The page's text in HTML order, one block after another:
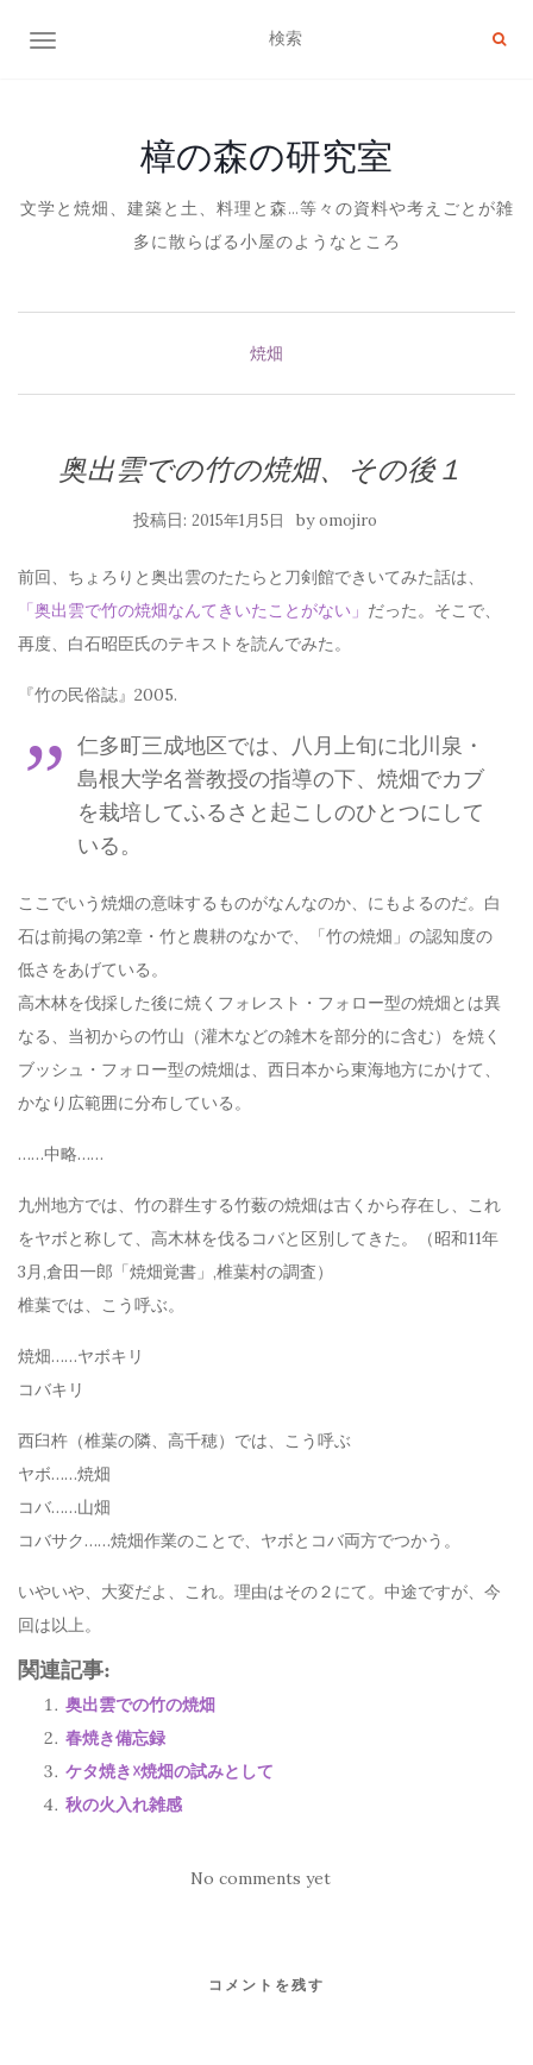
ナビゲーション切り替え
樟の森の研究室
文学と焼畑、建築と土、料理と森…等々の資料や考えごとが雑
多に散らばる小屋のようなところ
焼畑
奥出雲での竹の焼畑、その後１
投稿日: 2015年1月5日 byomojiro
前回、ちょろりと奥出雲のたたらと刀剣館できいてみた話は、
「奥出雲で竹の焼畑なんてきいたことがない」 だった。そこで、
再度、白石昭臣氏のテキストを読んでみた。
『竹の民俗誌』2005.
仁多町三成地区では、八月上旬に北川泉・
島根大学名誉教授の指導の下、焼畑でカブ
を栽培してふるさと起こしのひとつにして
いる。
ここでいう焼畑の意味するものがなんなのか、にもよるのだ。白
石は前掲の第2章・竹と農耕のなかで、「竹の焼畑」の認知度の
低さをあげている。
高木林を伐採した後に焼くフォレスト・フォロー型の焼畑とは異
なる、当初からの竹山（灌木などの雑木を部分的に含む）を焼く
ブッシュ・フォロー型の焼畑は、西日本から東海地方にかけて、
かなり広範囲に分布している。
……中略……
九州地方では、竹の群生する竹薮の焼畑は古くから存在し、これ
をヤボと称して、高木林を伐るコバと区別してきた。（昭和11年
3月,倉田一郎「焼畑覚書」,椎葉村の調査）
椎葉では、こう呼ぶ。
焼畑……ヤボキリ
コバキリ
西臼杵（椎葉の隣、高千穂）では、こう呼ぶ
ヤボ……焼畑
コバ……山畑
コバサク……焼畑作業のことで、ヤボとコバ両方でつかう。
いやいや、大変だよ、これ。理由はその２にて。中途ですが、今
回は以上。
関連記事:
奥出雲での竹の焼畑
春焼き備忘録
ケタ焼き☓焼畑の試みとして
秋の火入れ雑感
No comments yet
コメントを残す